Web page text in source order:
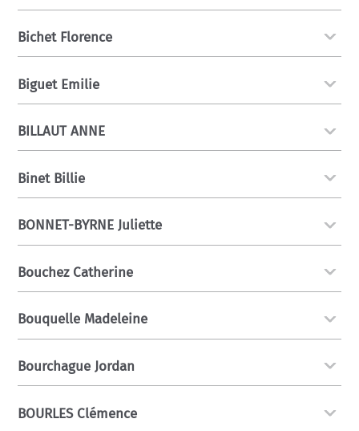
Bichet Florence
Biguet Emilie
BILLAUT ANNE
Binet Billie
BONNET-BYRNE Juliette
Bouchez Catherine
Bouquelle Madeleine
Bourchague Jordan
BOURLES Clémence